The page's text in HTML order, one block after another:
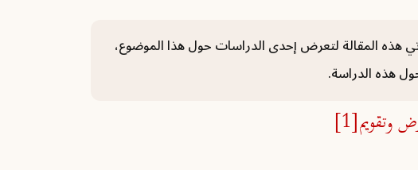
هذه المقالة لتعرض إحدى الدراسات حول هذا الموضوع،
هذه الدراسة.
وتقويم[1]